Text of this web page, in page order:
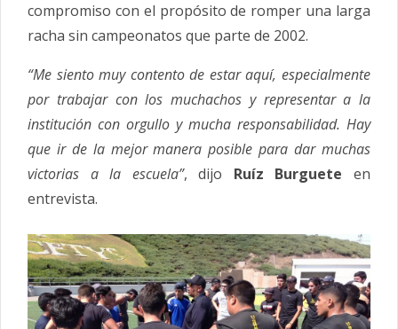
compromiso con el propósito de romper una larga
racha sin campeonatos que parte de 2002.
“Me siento muy contento de estar aquí, especialmente
por trabajar con los muchachos y representar a la
institución con orgullo y mucha responsabilidad. Hay
que ir de la mejor manera posible para dar muchas
victorias a la escuela”, dijo Ruíz Burguete en
entrevista.